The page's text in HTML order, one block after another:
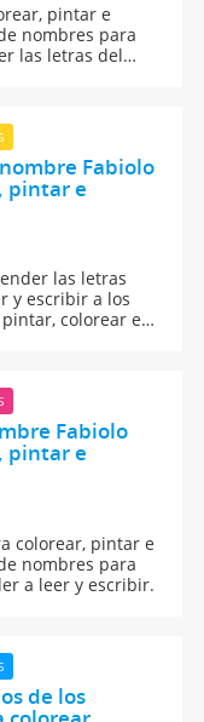
pintar e
nombres para
las letras del
Fabiolo
pintar e
las letras
y escribir a los
colorear e
Fabiolo
pintar e
colorear, pintar e
nombres para
a leer y escribir.
de los